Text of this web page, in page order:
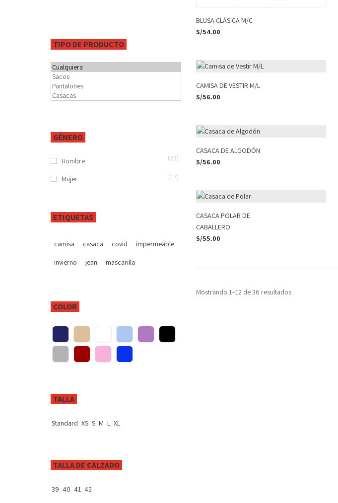
TIPO DE PRODUCTO
GÉNERO
Hombre (23)
Mujer (17)
ETIQUETAS
camisa casaca covid impermeable
invierno jean mascarilla
COLOR
TALLA
Standard XS S M L XL
TALLA DE CALZADO
39 40 41 42
BLUSA CLÁSICA M/C
S/54.00
CAMISA DE VESTIR M/L
S/56.00
CASACA DE ALGODÓN
S/56.00
CASACA POLAR DE
CABALLERO
S/55.00
Mostrando 1–12 de 36 resultados